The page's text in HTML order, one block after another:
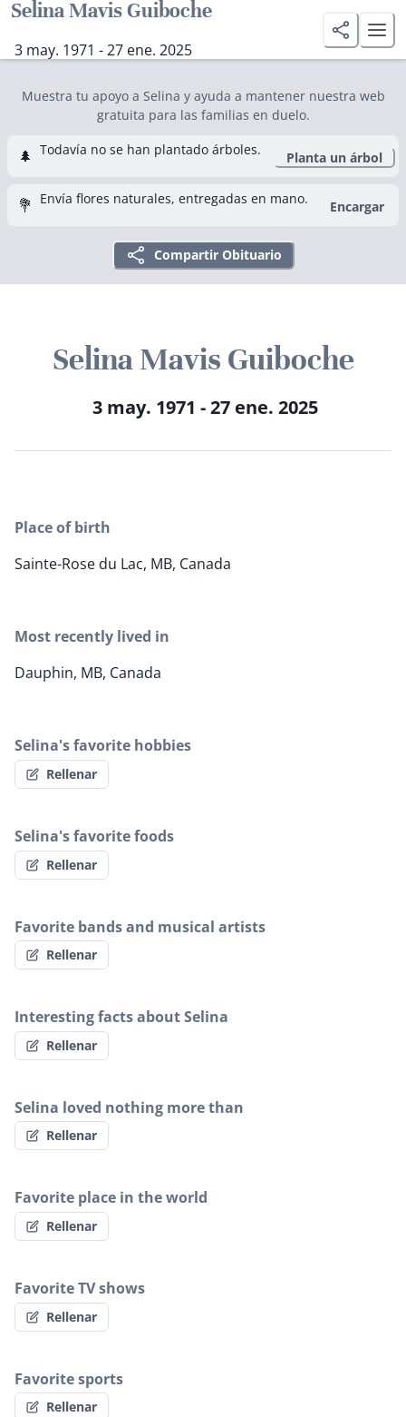
Selina Mavis Guiboche
3 may. 1971 - 27 ene. 2025
Muestra tu apoyo a Selina y ayuda a mantener nuestra web
gratuita para las familias en duelo.
🌲 Todavía no se han plantado árboles. Planta un árbol
💐 Envía flores naturales, entregadas en mano. Encargar
Compartir Obituario
Selina Mavis Guiboche
3 may. 1971 - 27 ene. 2025
Place of birth
Sainte-Rose du Lac, MB, Canada
Most recently lived in
Dauphin, MB, Canada
Selina's favorite hobbies
Rellenar
Selina's favorite foods
Rellenar
Favorite bands and musical artists
Rellenar
Interesting facts about Selina
Rellenar
Selina loved nothing more than
Rellenar
Favorite place in the world
Rellenar
Favorite TV shows
Rellenar
Favorite sports
Rellenar